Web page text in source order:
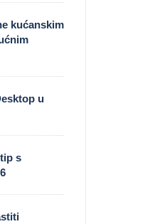
kućanskim
u
s